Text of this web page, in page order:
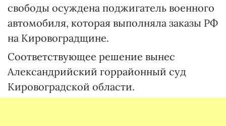
свободы осуждена поджигатель военного
автомобиля, которая выполняла заказы РФ
на Кировоградщине.
Соответствующее решение вынес
Александрийский горрайонный суд
Кировоградской области.